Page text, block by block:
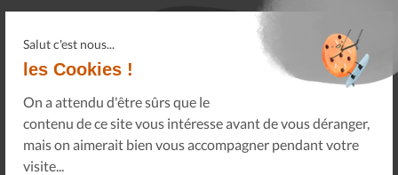
Salut c'est nous...
les Cookies !
On a attendu d'être sûrs que le
contenu de ce site vous intéresse avant de vous déranger,
mais on aimerait bien vous accompagner pendant votre
visite...
À vos connaissances, sur vos réseaux sociaux.